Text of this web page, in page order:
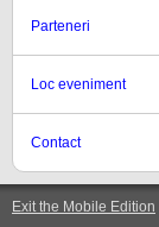
Parteneri
Loc eveniment
Contact
Exit the Mobile Edition